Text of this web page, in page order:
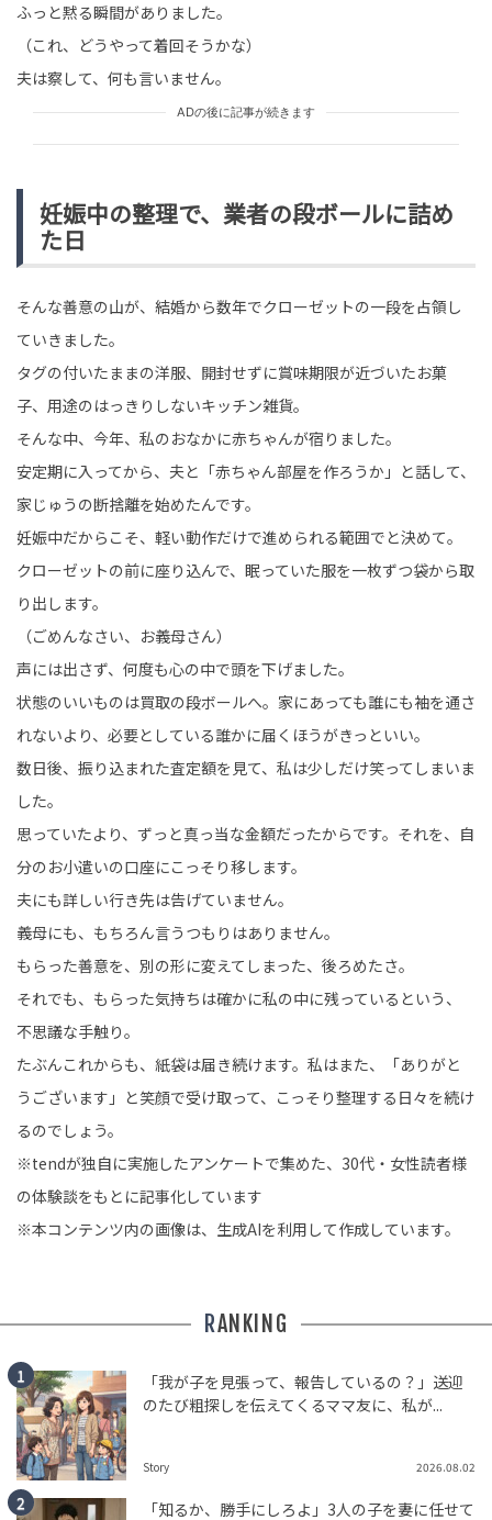
ふっと黙る瞬間がありました。
（これ、どうやって着回そうかな）
夫は察して、何も言いません。
ADの後に記事が続きます
妊娠中の整理で、業者の段ボールに詰め
た日
そんな善意の山が、結婚から数年でクローゼットの一段を占領し
ていきました。
タグの付いたままの洋服、開封せずに賞味期限が近づいたお菓
子、用途のはっきりしないキッチン雑貨。
そんな中、今年、私のおなかに赤ちゃんが宿りました。
安定期に入ってから、夫と「赤ちゃん部屋を作ろうか」と話して、
家じゅうの断捨離を始めたんです。
妊娠中だからこそ、軽い動作だけで進められる範囲でと決めて。
クローゼットの前に座り込んで、眠っていた服を一枚ずつ袋から取
り出します。
（ごめんなさい、お義母さん）
声には出さず、何度も心の中で頭を下げました。
状態のいいものは買取の段ボールへ。家にあっても誰にも袖を通さ
れないより、必要としている誰かに届くほうがきっといい。
数日後、振り込まれた査定額を見て、私は少しだけ笑ってしまいま
した。
思っていたより、ずっと真っ当な金額だったからです。それを、自
分のお小遣いの口座にこっそり移します。
夫にも詳しい行き先は告げていません。
義母にも、もちろん言うつもりはありません。
もらった善意を、別の形に変えてしまった、後ろめたさ。
それでも、もらった気持ちは確かに私の中に残っているという、
不思議な手触り。
たぶんこれからも、紙袋は届き続けます。私はまた、「ありがと
うございます」と笑顔で受け取って、こっそり整理する日々を続け
るのでしょう。
※tendが独自に実施したアンケートで集めた、30代・女性読者様
の体験談をもとに記事化しています
※本コンテンツ内の画像は、生成AIを利用して作成しています。
RANKING
「我が子を見張って、報告しているの？」送迎
のたび粗探しを伝えてくるママ友に、私が...
Story 2026.08.02
「知るか、勝手にしろよ」3人の子を妻に任せて